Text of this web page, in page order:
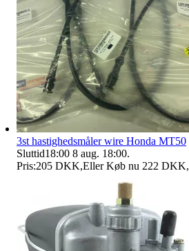
3st hastighedsmåler wire Honda MT50
Sluttid18:00 8 aug. 18:00.
Pris:205 DKK,Eller Køb nu 222 DKK,